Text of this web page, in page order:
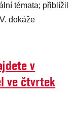
témata; přiblížil
dokáže
v
ve čtvrtek